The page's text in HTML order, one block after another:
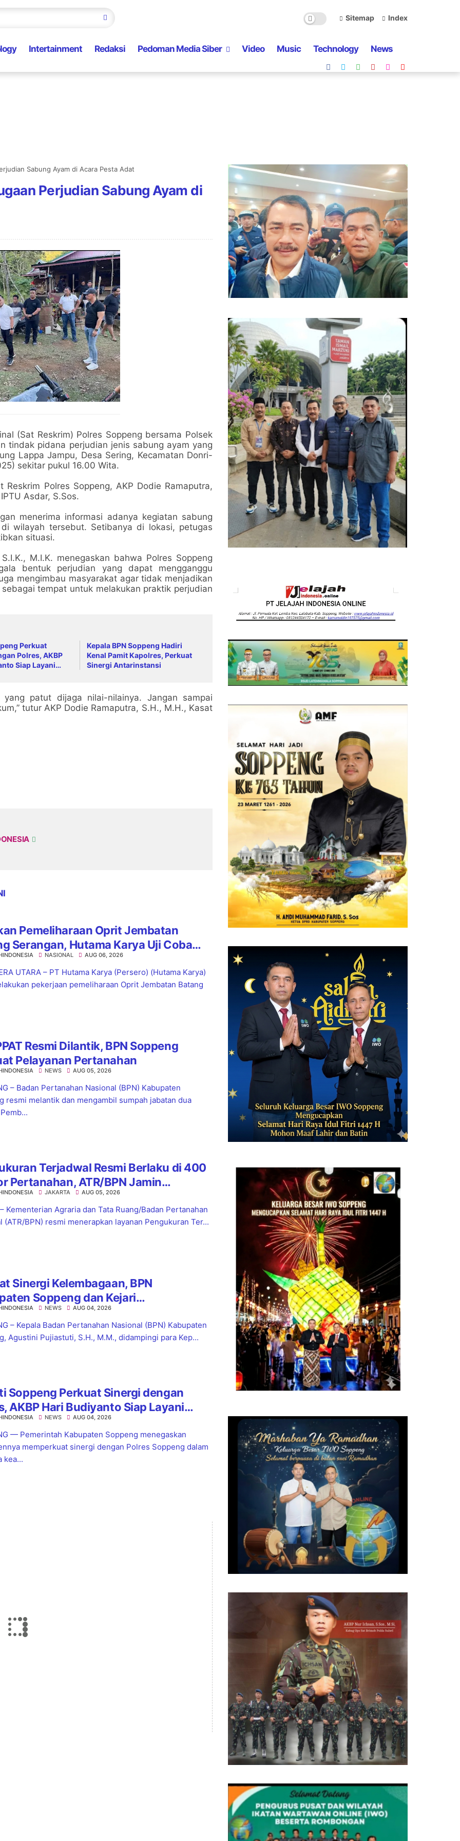
Sitemap Index
Intertainment Redaksi Pedoman Media Siber Video Music Technology News
Sabung Ayam di Acara Pesta Adat
Perjudian Sabung Ayam di
(Sat Reskrim) Polres Soppeng bersama Polsek
tindak pidana perjudian jenis sabung ayam yang
Lappa Jampu, Desa Sering, Kecamatan Donri-
sekitar pukul 16.00 Wita.
Polres Soppeng, AKP Dodie Ramaputra,
Asdar, S.Sos.
menerima informasi adanya kegiatan sabung
wilayah tersebut. Setibanya di lokasi, petugas
situasi.
M.I.K. menegaskan bahwa Polres Soppeng
bentuk perjudian yang dapat mengganggu
mengimbau masyarakat agar tidak menjadikan
tempat untuk melakukan praktik perjudian
Perkuat
Polres, AKBP
Siap Layani
Kepala BPN Soppeng Hadiri
Kenal Pamit Kapolres, Perkuat
Sinergi Antarinstansi
patut dijaga nilai-nilainya. Jangan sampai
tutur AKP Dodie Ramaputra, S.H., M.H., Kasat
Pemeliharaan Oprit Jembatan
Serangan, Hutama Karya Uji Coba
di KM 55 Tol Binjai–Langsa
NASIONAL AUG 06, 2026
UTARA – PT Hutama Karya (Persero) (Hutama Karya)
pekerjaan pemeliharaan Oprit Jembatan Batang
Resmi Dilantik, BPN Soppeng
Pelayanan Pertanahan
NEWS AUG 05, 2026
– Badan Pertanahan Nasional (BPN) Kabupaten
resmi melantik dan mengambil sumpah jabatan dua
Terjadwal Resmi Berlaku di 400
Pertanahan, ATR/BPN Jamin
Layanan Maksimal 7 Hari
JAKARTA AUG 05, 2026
Kementerian Agraria dan Tata Ruang/Badan Pertanahan
(ATR/BPN) resmi menerapkan layanan Pengukuran Ter...
Sinergi Kelembagaan, BPN
Soppeng dan Kejari
Perkuat Koordinasi
Pertanahan
NEWS AUG 04, 2026
– Kepala Badan Pertanahan Nasional (BPN) Kabupaten
Agustini Pujiastuti, S.H., M.M., didampingi para Kep...
Soppeng Perkuat Sinergi dengan
AKBP Hari Budiyanto Siap Layani
24 JamNEWS AUG 04, 2026
— Pemerintah Kabupaten Soppeng menegaskan
memperkuat sinergi dengan Polres Soppeng dalam
kea...